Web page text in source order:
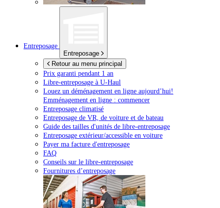
Entreposage
Entreposage
Retour au menu principal
Prix garanti pendant 1 an
Libre-entreposage à U-Haul
Louez un déménagement en ligne aujourd’hui!
Emménagement en ligne : commencer
Entreposage climatisé
Entreposage de VR, de voiture et de bateau
Guide des tailles d'unités de libre-entreposage
Entreposage extérieur/accessible en voiture
Payer ma facture d'entreposage
FAQ
Conseils sur le libre-entreposage
Fournitures d’entreposage